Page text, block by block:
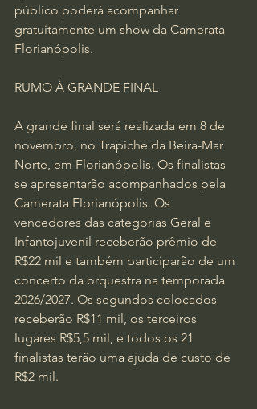
público poderá acompanhar
gratuitamente um show da Camerata
Florianópolis.
RUMO À GRANDE FINAL
A grande final será realizada em 8 de
novembro, no Trapiche da Beira-Mar
Norte, em Florianópolis. Os finalistas
se apresentarão acompanhados pela
Camerata Florianópolis. Os
vencedores das categorias Geral e
Infantojuvenil receberão prêmio de
R$22 mil e também participarão de um
concerto da orquestra na temporada
2026/2027. Os segundos colocados
receberão R$11 mil, os terceiros
lugares R$5,5 mil, e todos os 21
finalistas terão uma ajuda de custo de
R$2 mil.